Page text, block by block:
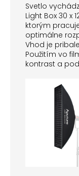
Svetlo
Light Box 30 x
ktorým
optimálne
Vhod je
Použitím vo
kontrast a